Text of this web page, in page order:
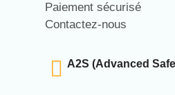
Paiement sécurisé
Contactez-nous
A2S (Advanced